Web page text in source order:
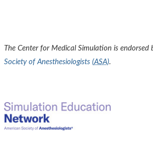
The Center for Medical Simulation is endorsed
Society of Anesthesiologists (ASA).